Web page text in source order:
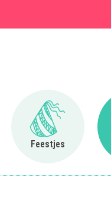
eten
Feestjes
Ga naar